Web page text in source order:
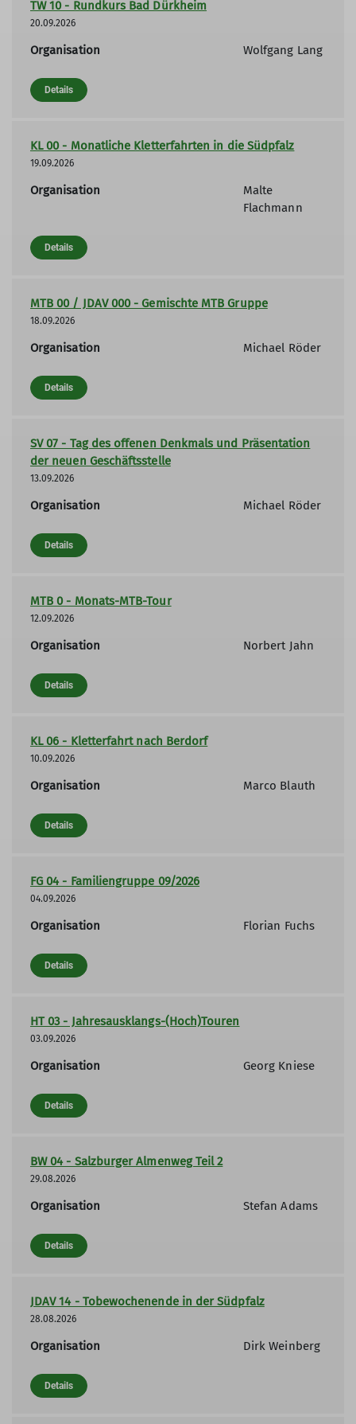
TW 10 - Rundkurs Bad Dürkheim
20.09.2026
Organisation Wolfgang Lang
Details
KL 00 - Monatliche Kletterfahrten in die Südpfalz
19.09.2026
Organisation
Malte
Flachmann
Details
MTB 00 / JDAV 000 - Gemischte MTB Gruppe
18.09.2026
Organisation Michael Röder
Details
SV 07 - Tag des offenen Denkmals und Präsentation
der neuen Geschäftsstelle
13.09.2026
Organisation Michael Röder
Details
MTB 0 - Monats-MTB-Tour
12.09.2026
Organisation Norbert Jahn
Details
KL 06 - Kletterfahrt nach Berdorf
10.09.2026
Organisation Marco Blauth
Details
FG 04 - Familiengruppe 09/2026
04.09.2026
Organisation Florian Fuchs
Details
HT 03 - Jahresausklangs-(Hoch)Touren
03.09.2026
Organisation Georg Kniese
Details
BW 04 - Salzburger Almenweg Teil 2
29.08.2026
Organisation Stefan Adams
Details
JDAV 14 - Tobewochenende in der Südpfalz
28.08.2026
Organisation Dirk Weinberg
Details